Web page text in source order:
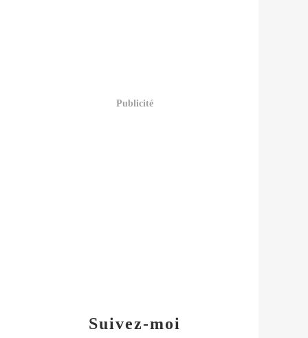
Suivez-moi
Publicité